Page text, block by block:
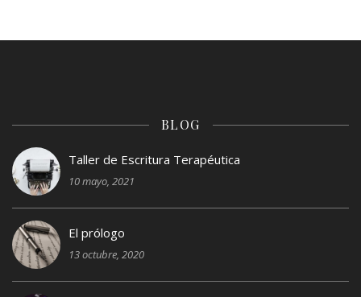
BLOG
Taller de Escritura Terapéutica
10 mayo, 2021
El prólogo
13 octubre, 2020